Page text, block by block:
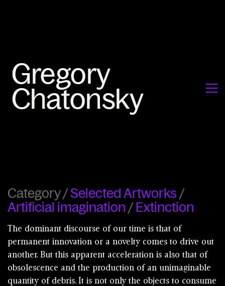
Category /Selected Artworks /
Artificial imagination /Extinction
The dominant discourse of our time is that of
permanent innovation or a novelty comes to drive out
another. But this apparent acceleration is also that of
obsolescence and the production of an unimaginable
quantity of debris. It is not only the objects to consume